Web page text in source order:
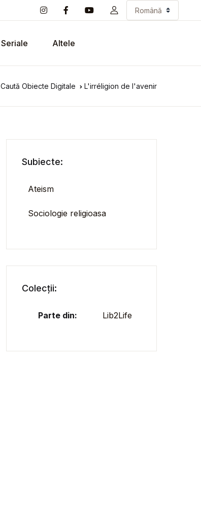
Seriale Altele
Caută Obiecte Digitale L'irréligion de l'avenir
Subiecte:
Ateism
Sociologie religioasa
Colecții:
Parte din: Lib2Life